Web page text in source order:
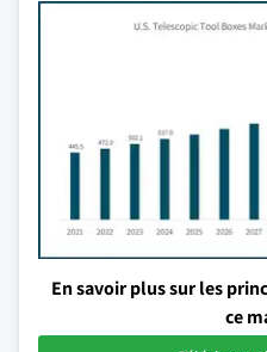
En savoir plus sur les
ce